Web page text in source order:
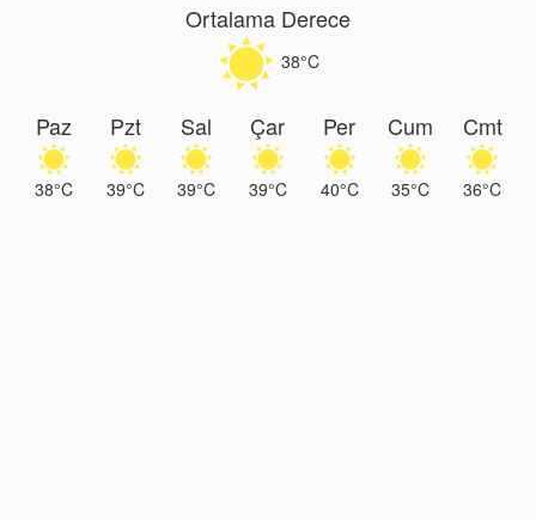
Ortalama Derece
38°C
Paz
38°C
Pzt
39°C
Sal
39°C
Çar
39°C
Per
40°C
Cum
35°C
Cmt
36°C